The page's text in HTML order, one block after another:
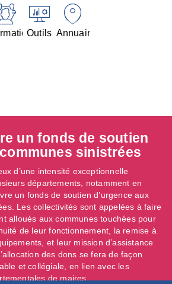
Outils Annuaires
un fonds de soutien
sinistrées
d’une intensité exceptionnelle
départements, notamment en
un fonds de soutien d’urgence aux
Les collectivités sont appelées à faire
alloués aux communes touchées pour
de leur fonctionnement, la remise à
et leur mission d’assistance
des dons se fera de façon
et collégiale, en lien avec les
de maires. ...